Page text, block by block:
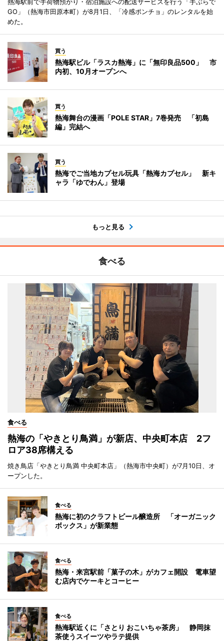
GO」（熱海市田原本町）が8月1日、「冷感ポンチョ」のレンタルを始
めた。
買う
熱海駅ビル「ラスカ熱海」に「無印良品500」 市
内初、10月オープンへ
買う
熱海舞台の漫画「POLE STAR」7巻発売 「初島
編」完結へ
買う
熱海でご当地カプセル玩具「熱海カプセル」 新キ
ャラ「ゆでわん」登場
もっと見る
食べる
食べる
熱海の「やきとり鳥満」が新店、中央町本店 2フ
ロア38席構える
焼き鳥店「やきとり鳥満 中央町本店」（熱海市中央町）が7月10日、オ
ープンした。
食べる
熱海に初のクラフトビール醸造所 「オーガニック
ボックス」が新業態
食べる
熱海・来宮駅前「菓子の木」がカフェ開設 電車望
む店内でケーキとコーヒー
食べる
熱海駅近くに「さとり おこいちゃ茶房」 静岡抹
茶使うスイーツやラテ提供